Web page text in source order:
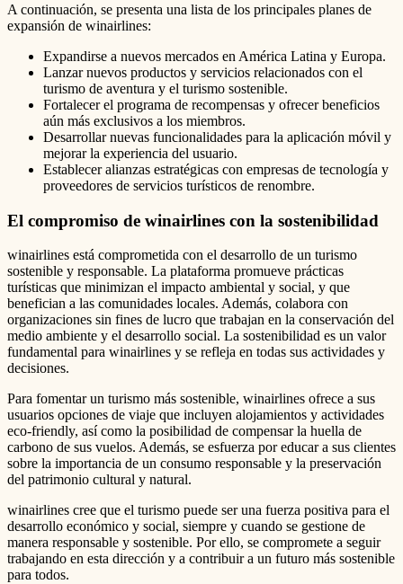
A continuación, se presenta una lista de los principales planes de
expansión de winairlines:
Expandirse a nuevos mercados en América Latina y Europa.
Lanzar nuevos productos y servicios relacionados con el
turismo de aventura y el turismo sostenible.
Fortalecer el programa de recompensas y ofrecer beneficios
aún más exclusivos a los miembros.
Desarrollar nuevas funcionalidades para la aplicación móvil y
mejorar la experiencia del usuario.
Establecer alianzas estratégicas con empresas de tecnología y
proveedores de servicios turísticos de renombre.
El compromiso de winairlines con la sostenibilidad
winairlines está comprometida con el desarrollo de un turismo
sostenible y responsable. La plataforma promueve prácticas
turísticas que minimizan el impacto ambiental y social, y que
benefician a las comunidades locales. Además, colabora con
organizaciones sin fines de lucro que trabajan en la conservación del
medio ambiente y el desarrollo social. La sostenibilidad es un valor
fundamental para winairlines y se refleja en todas sus actividades y
decisiones.
Para fomentar un turismo más sostenible, winairlines ofrece a sus
usuarios opciones de viaje que incluyen alojamientos y actividades
eco-friendly, así como la posibilidad de compensar la huella de
carbono de sus vuelos. Además, se esfuerza por educar a sus clientes
sobre la importancia de un consumo responsable y la preservación
del patrimonio cultural y natural.
winairlines cree que el turismo puede ser una fuerza positiva para el
desarrollo económico y social, siempre y cuando se gestione de
manera responsable y sostenible. Por ello, se compromete a seguir
trabajando en esta dirección y a contribuir a un futuro más sostenible
para todos.